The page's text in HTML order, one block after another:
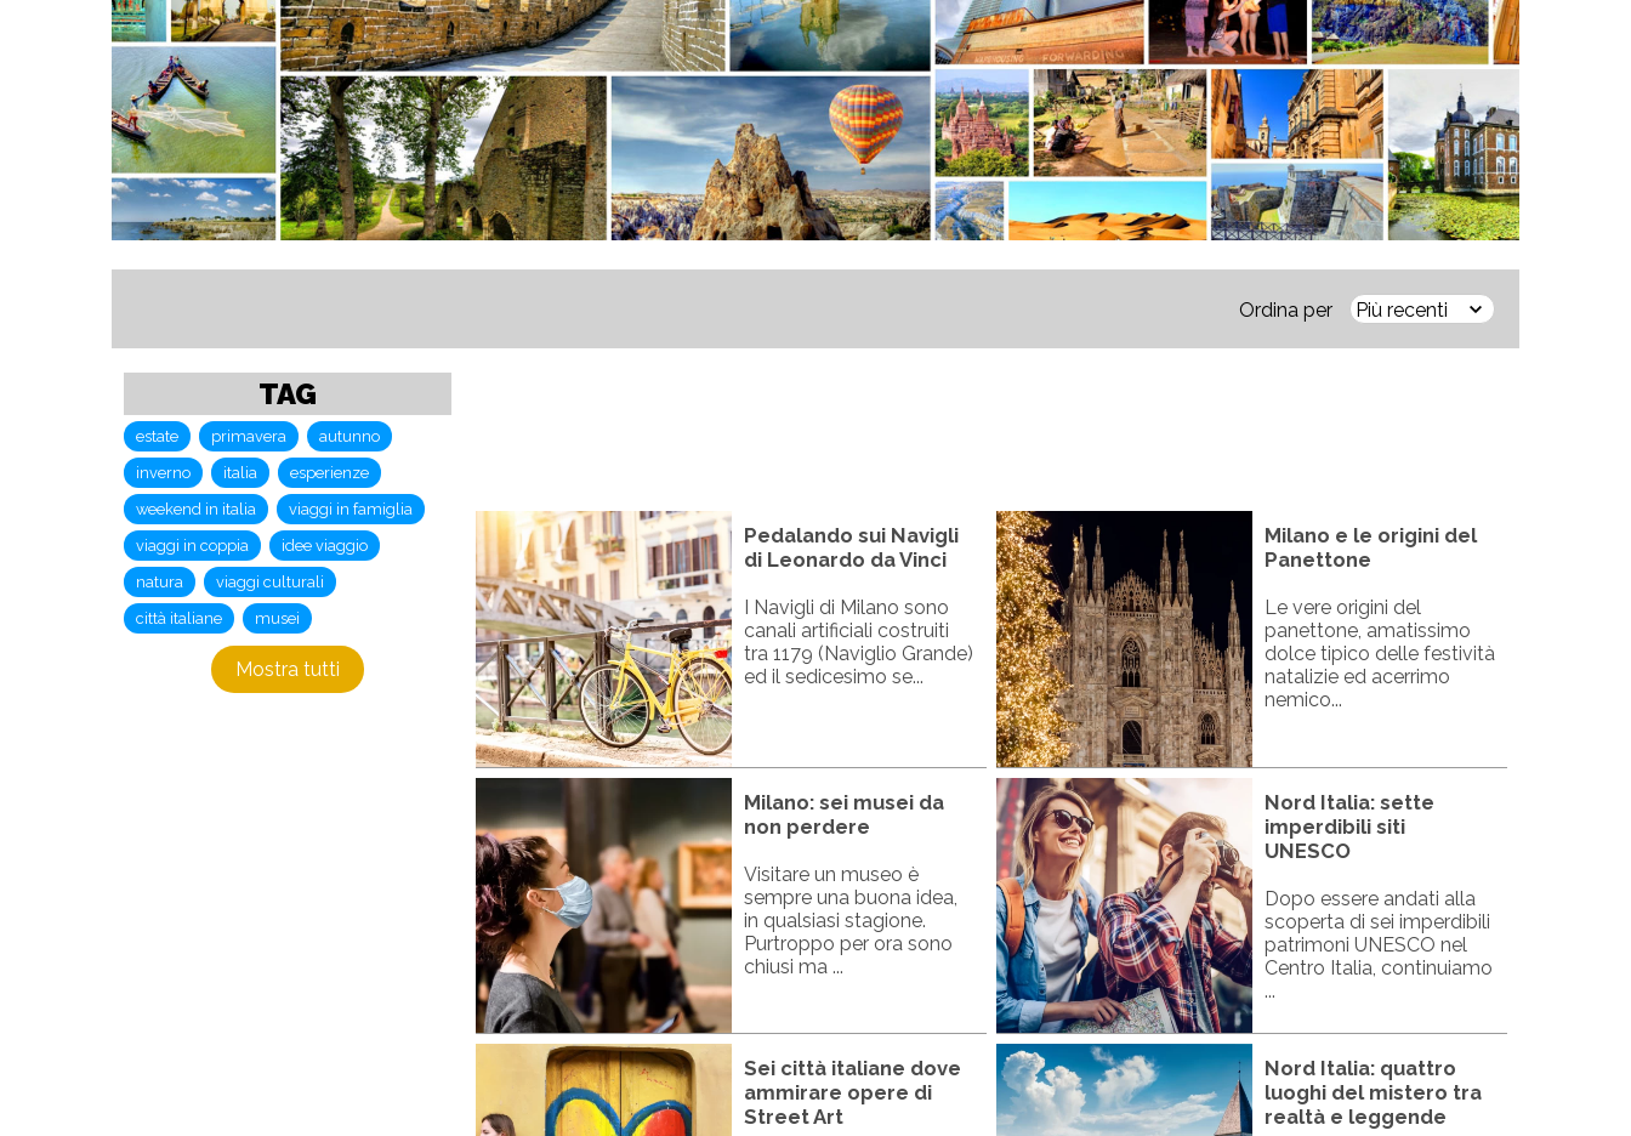
Ordina per
TAG
estate primavera
autunno
inverno
italia
esperienze
weekend in italia
viaggi in famiglia
viaggi in coppia
idee viaggio
natura
viaggi culturali
città italiane
musei
Mostra tutti
Pedalando sui Navigli
di Leonardo da Vinci
I Navigli di Milano sono
canali artificiali costruiti
tra 1179 (Naviglio Grande)
ed il sedicesimo se...
Milano e le origini del
Panettone
Le vere origini del
panettone, amatissimo
dolce tipico delle festività
natalizie ed acerrimo
nemico...
Milano: sei musei da
non perdere
Visitare un museo è
sempre una buona idea,
in qualsiasi stagione.
Purtroppo per ora sono
chiusi ma ...
Nord Italia: sette
imperdibili siti
UNESCO
Dopo essere andati alla
scoperta di sei imperdibili
patrimoni UNESCO nel
Centro Italia, continuiamo
...
Sei città italiane dove
ammirare opere di
Street Art
Nord Italia: quattro
luoghi del mistero tra
realtà e leggende